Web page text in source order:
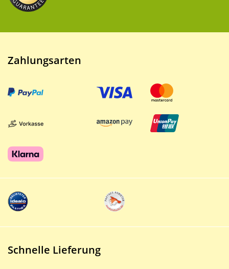
Zahlungsarten
Schnelle Lieferung